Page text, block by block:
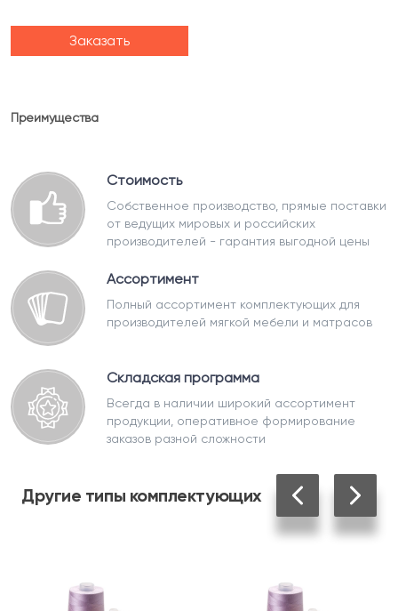
Заказать
Преимущества
Стоимость
Собственное производство, прямые поставки
от ведущих мировых и российских
производителей - гарантия выгодной цены
Ассортимент
Полный ассортимент комплектующих для
производителей мягкой мебели и матрасов
Складская программа
Всегда в наличии широкий ассортимент
продукции, оперативное формирование
заказов разной сложности
Другие типы комплектующих